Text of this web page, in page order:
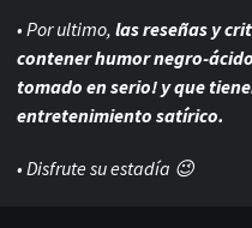
• Por ultimo, las reseñas y
contener humor negro-
tomado en serio! y que
entretenimiento satírico.
• Disfrute su estadía 😉